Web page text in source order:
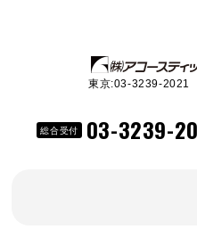
東京:03-3239-
総合受付 03-3239-